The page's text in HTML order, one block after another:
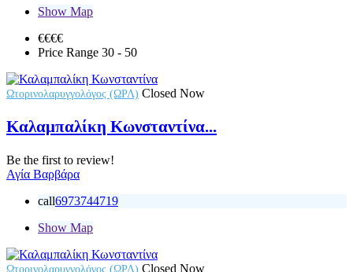
Show Map
€€€€
Price Range 30 - 50
Ωτορινολαρυγγολόγος (ΩΡΛ) Closed Now
Καλαμπαλίκη Κωνσταντίνα...
Be the first to review!
Αγία Βαρβάρα
call6973744719
Show Map
Ωτορινολαρυγγολόγος (ΩΡΛ) Closed Now